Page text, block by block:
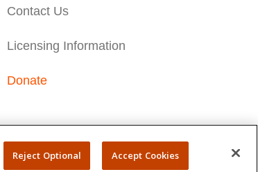
Contact Us
Licensing Information
Donate
Reject Optional Accept Cookies